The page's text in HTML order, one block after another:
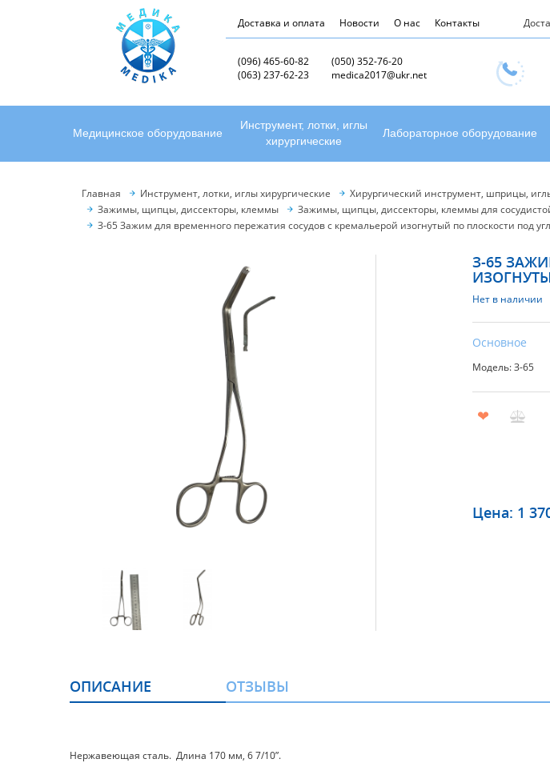
Доставка и оплата Новости О нас Контакты
(096) 465-60-82
(050) 352-76-20
(063) 237-62-23
medica2017@ukr.net
Медицинское оборудование
Инструмент, лотки, иглы
хирургические
Лабораторное оборудование
Главная Инструмент, лотки, иглы хирургические Хирургический инструмент, шприцы,
Зажимы, щипцы, диссекторы, клеммы
Зажимы, щипцы, диссекторы, клеммы для
З-65 Зажим для временного пережатия сосудов с кремальерой изогнутый по плоскости под
З-65
Нет в наличии
Основное
Модель: З-65
❤
Цена: 1
ОПИСАНИЕ ОТЗЫВЫ
Нержавеющая сталь. Длина 170 мм, 6 7/10”.